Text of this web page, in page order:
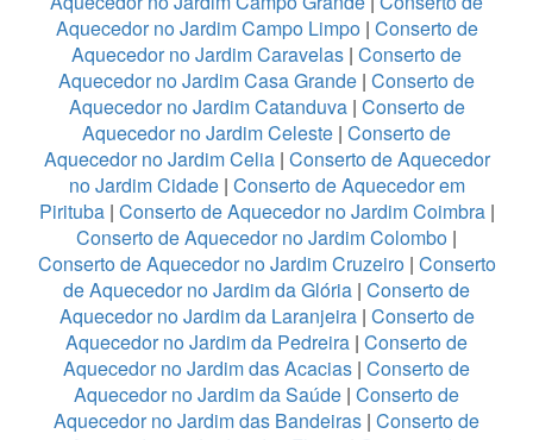
Aquecedor no Jardim Campo Limpo| Conserto de
Aquecedor no Jardim Caravelas | Conserto de
Aquecedor no Jardim Casa Grande | Conserto de
Aquecedor no Jardim Catanduva| Conserto de
Aquecedor no Jardim Celeste | Conserto de
Aquecedor no Jardim Celia| Conserto de Aquecedor
no Jardim Cidade| Conserto de Aquecedor em
Pirituba| Conserto de Aquecedor no Jardim Coimbra|
Conserto de Aquecedor no Jardim Colombo |
Conserto de Aquecedor no Jardim Cruzeiro| Conserto
de Aquecedor no Jardim da Glória | Conserto de
Aquecedor no Jardim da Laranjeira| Conserto de
Aquecedor no Jardim da Pedreira | Conserto de
Aquecedor no Jardim das Acacias | Conserto de
Aquecedor no Jardim da Saúde | Conserto de
Aquecedor no Jardim das Bandeiras | Conserto de